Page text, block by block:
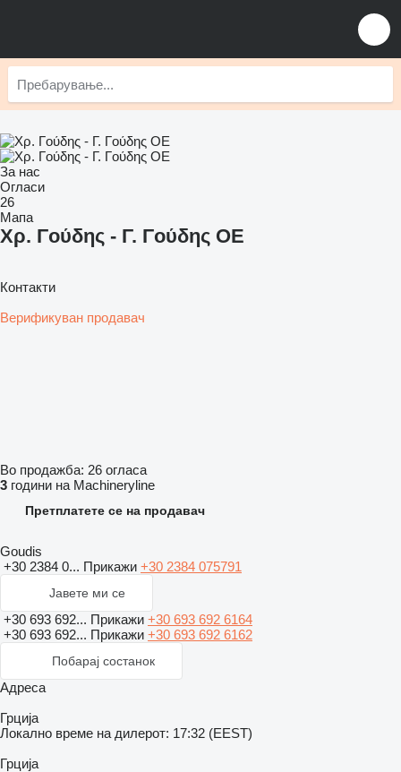
За нас
Огласи
26
Мапа
Χρ. Γούδης - Γ. Γούδης ΟΕ
Контакти
Верификуван продавач
Во продажба: 26 огласа
3 години на Machineryline
Претплатете се на продавач
Goudis
+30 2384 0... Прикажи +30 2384 075791
Јавете ми се
+30 693 692... Прикажи +30 693 692 6164
+30 693 692... Прикажи +30 693 692 6162
Побарај состанок
Адреса
Грција
Локално време на дилерот: 17:32 (EEST)
Грција